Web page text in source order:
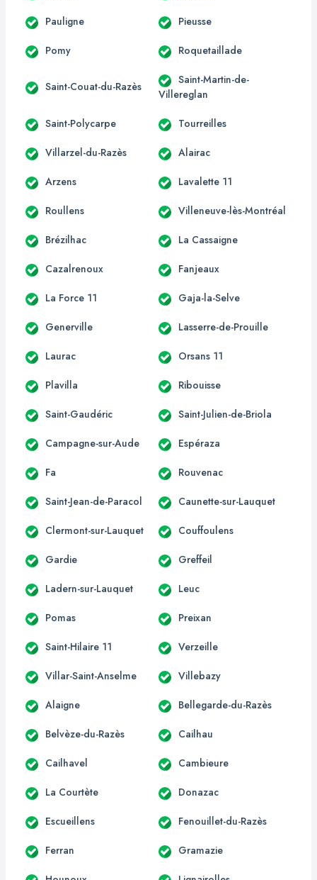
Pauligne Pieusse
Pomy Roquetaillade
Saint-Couat-du-Razès
Saint-Martin-de-
Villereglan
Saint-Polycarpe Tourreilles
Villarzel-du-Razès Alairac
Arzens Lavalette 11
Roullens Villeneuve-lès-Montréal
Brézilhac La Cassaigne
Cazalrenoux Fanjeaux
La Force 11 Gaja-la-Selve
Generville Lasserre-de-Prouille
Laurac Orsans 11
Plavilla Ribouisse
Saint-Gaudéric Saint-Julien-de-Briola
Campagne-sur-Aude Espéraza
Fa Rouvenac
Saint-Jean-de-Paracol Caunette-sur-Lauquet
Clermont-sur-Lauquet Couffoulens
Gardie Greffeil
Ladern-sur-Lauquet Leuc
Pomas Preixan
Saint-Hilaire 11 Verzeille
Villar-Saint-Anselme Villebazy
Alaigne Bellegarde-du-Razès
Belvèze-du-Razès Cailhau
Cailhavel Cambieure
La Courtète Donazac
Escueillens Fenouillet-du-Razès
Ferran Gramazie